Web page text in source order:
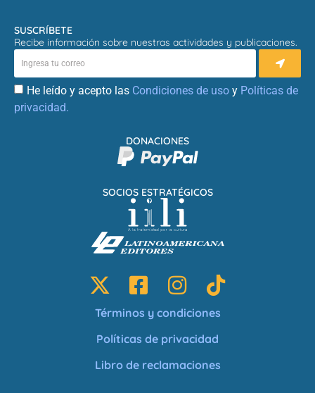
SUSCRÍBETE
Recibe información sobre nuestras actividades y publicaciones.
He leído y acepto las Condiciones de uso y Políticas de
privacidad.
SOCIOS ESTRATÉGICOS
DONACIONES
Términos y condiciones
Políticas de privacidad
Libro de reclamaciones